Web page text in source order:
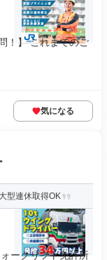
！】 これまでのご
気になる
型連休取得OK
ークリフト免許所